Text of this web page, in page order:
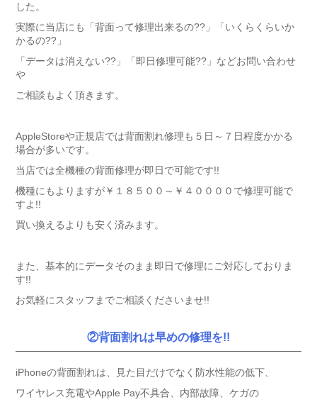
した。
実際に当店にも「背面って修理出来るの??」「いくらくらいか
かるの??」
「データは消えない??」「即日修理可能??」などお問い合わせ
や
ご相談もよく頂きます。
AppleStoreや正規店では背面割れ修理も５日～７日程度かかる
場合が多いです。
当店では全機種の背面修理が即日で可能です!!
機種にもよりますが￥１８５００～￥４００００で修理可能で
すよ!!
買い換えるよりも安く済みます。
また、基本的にデータそのまま即日で修理にご対応しておりま
す!!
お気軽にスタッフまでご相談くださいませ!!
②背面割れは早めの修理を!!
iPhoneの背面割れは、見た目だけでなく防水性能の低下、
ワイヤレス充電やApple Pay不具合、内部故障、ケガの